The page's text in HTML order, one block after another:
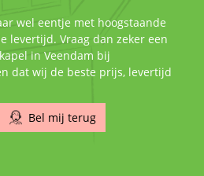
wel eentje met hoogstaande
levertijd. Vraag dan zeker een
in Veendam bij
dat wij de beste prijs, levertijd
Bel mij terug